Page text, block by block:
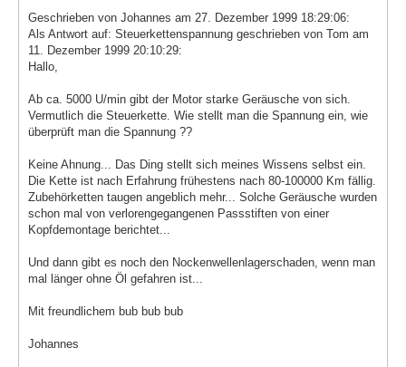
Geschrieben von Johannes am 27. Dezember 1999 18:29:06:
Als Antwort auf: Steuerkettenspannung geschrieben von Tom am
11. Dezember 1999 20:10:29:
Hallo,
Ab ca. 5000 U/min gibt der Motor starke Geräusche von sich.
Vermutlich die Steuerkette. Wie stellt man die Spannung ein, wie
überprüft man die Spannung ??
Keine Ahnung... Das Ding stellt sich meines Wissens selbst ein.
Die Kette ist nach Erfahrung frühestens nach 80-100000 Km fällig.
Zubehörketten taugen angeblich mehr... Solche Geräusche wurden
schon mal von verlorengegangenen Passstiften von einer
Kopfdemontage berichtet...
Und dann gibt es noch den Nockenwellenlagerschaden, wenn man
mal länger ohne Öl gefahren ist...
Mit freundlichem bub bub bub
Johannes